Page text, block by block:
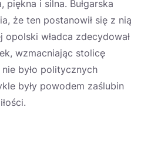
i silna. Bułgarska
że ten postanowił się z nią
władca zdecydował
wzmacniając stolicę
było politycznych
były powodem zaślubin